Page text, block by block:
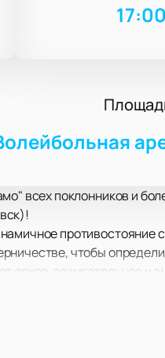
17:00
всех поклонников и
противостояние
чтобы
яркое, зажигательное и
энергии, настоящие